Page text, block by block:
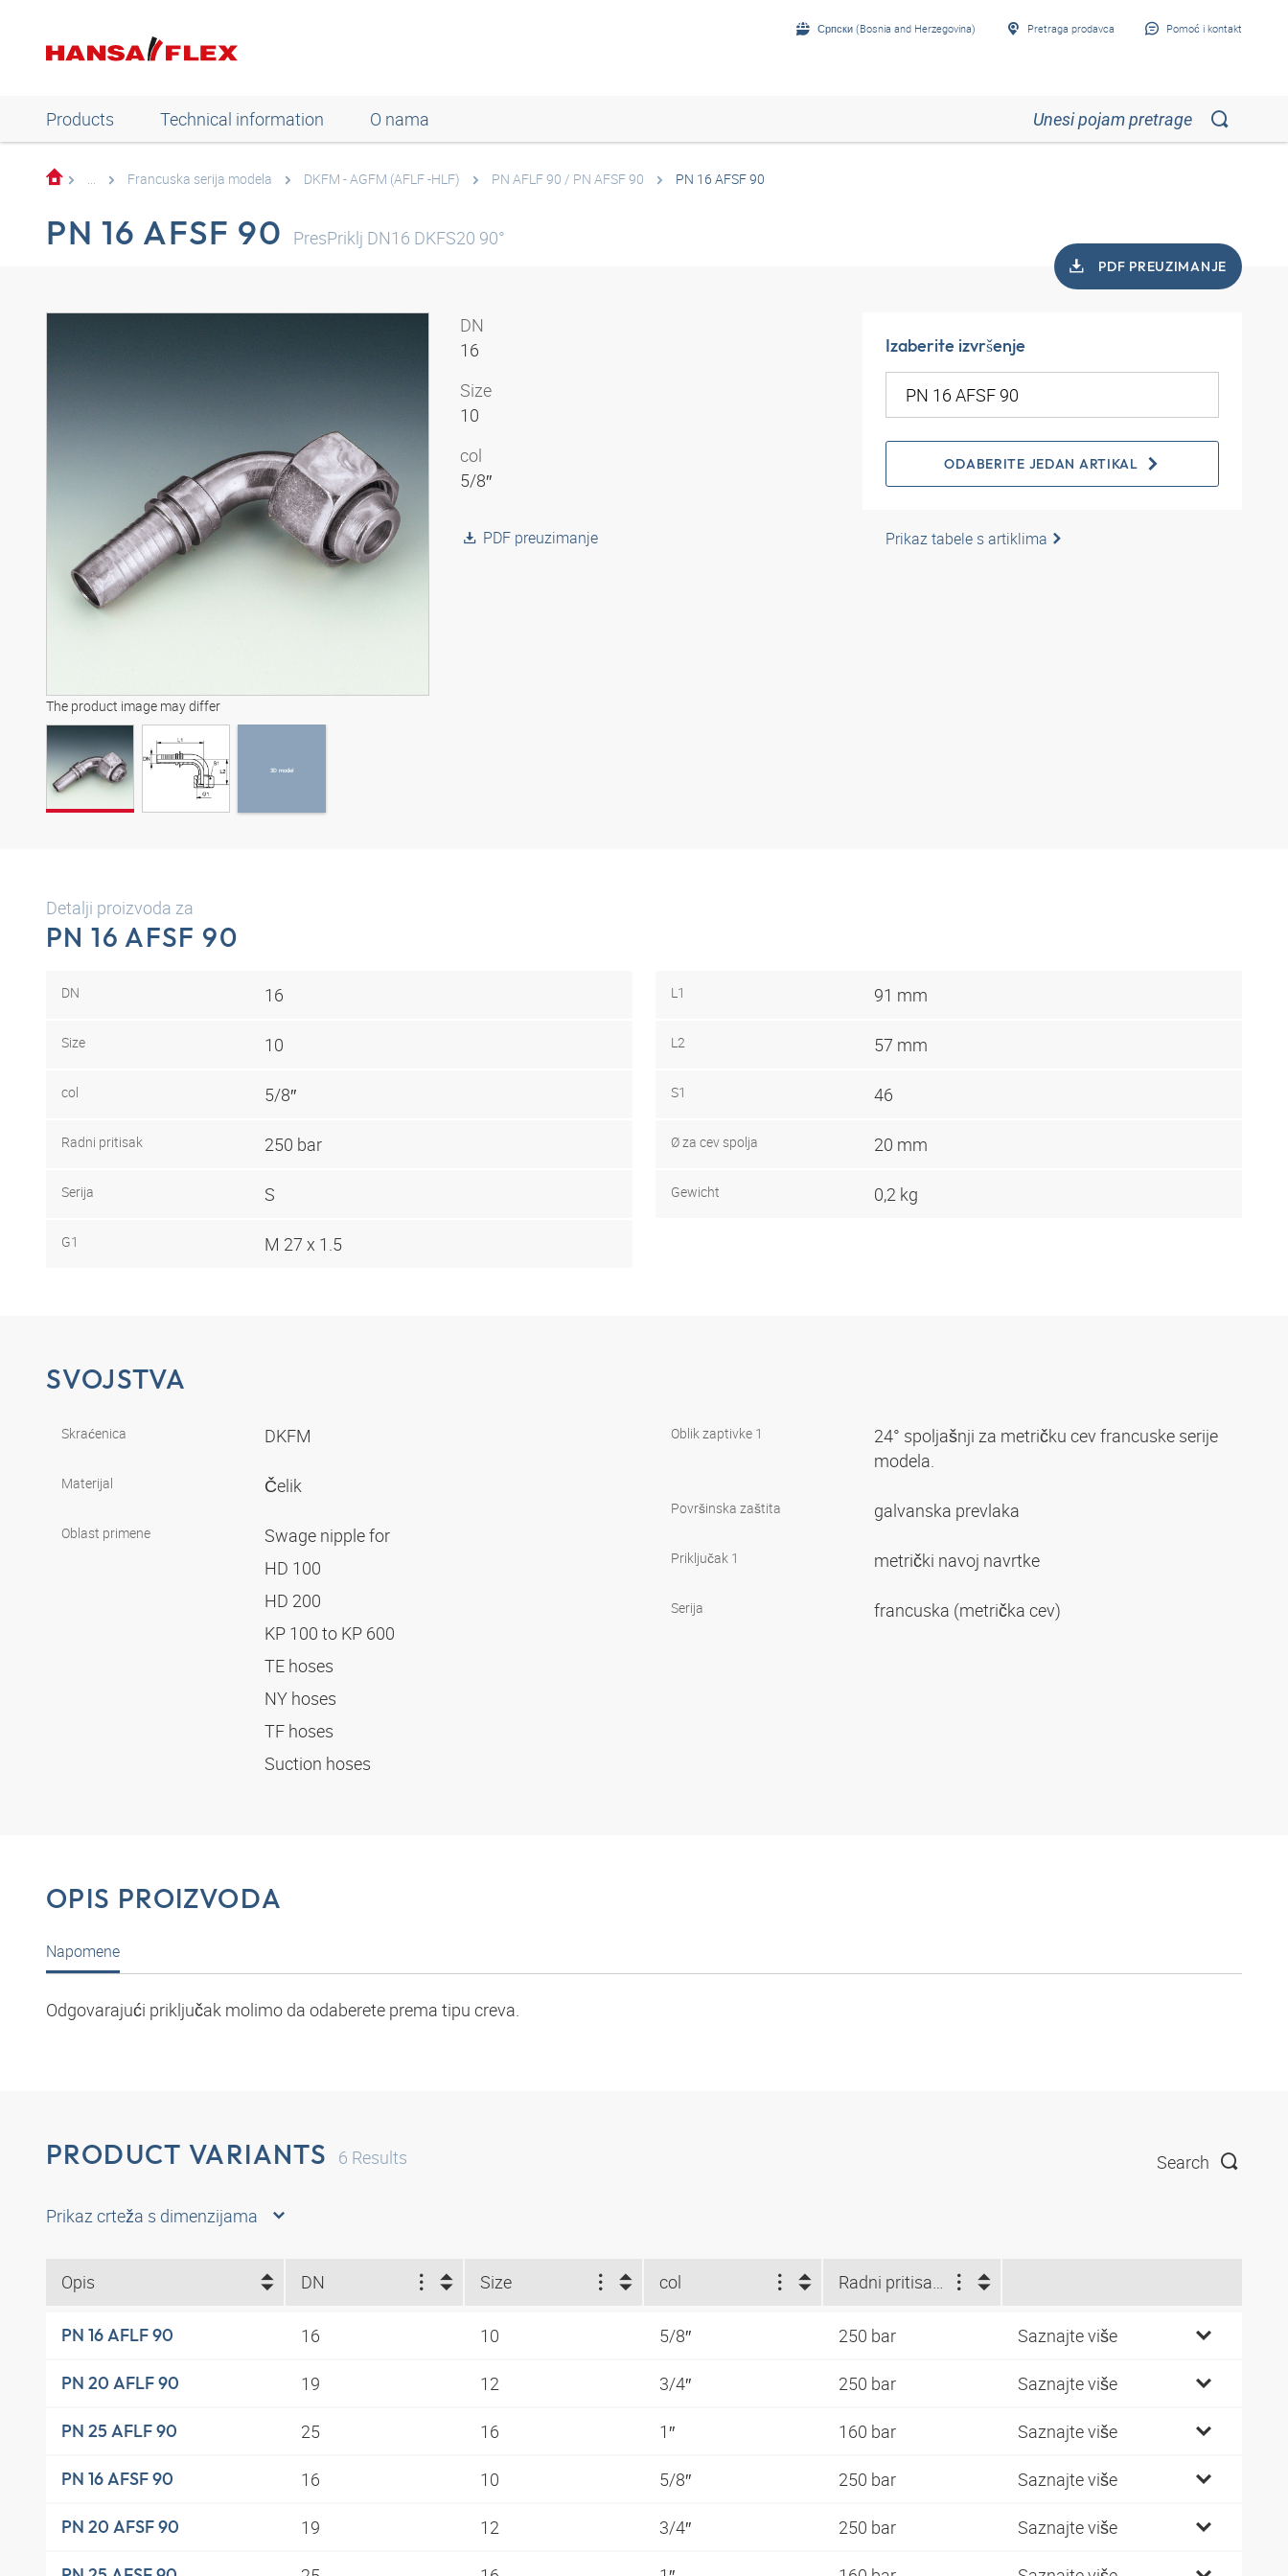
Српски (Bosnia and Herzegovina) Pretraga prodavca Pomoć i kontakt
Products Technical information O nama
... Francuska serija modela DKFM - AGFM (AFLF -HLF) PN AFLF 90 / PN AFSF 90 PN 16 AFSF 90
PN 16 AFSF 90 PresPriklj DN16 DKFS20 90°
PDF PREUZIMANJE
The product image may differ
3D model
3D model
DN
16
Size
10
col
5/8″
PDF preuzimanje
Izaberite izvršenje
ODABERITE JEDAN ARTIKAL
Prikaz tabele s artiklima
Detalji proizvoda za
PN 16 AFSF 90
DN 16
Size 10
col 5/8″
Radni pritisak 250 bar
Serija S
G1 M 27 x 1.5
L1 91 mm
L2 57 mm
S1 46
Ø za cev spolja 20 mm
Gewicht 0,2 kg
SVOJSTVA
Skraćenica DKFM
Materijal Čelik
Oblast primene
Swage nipple for
HD 100
HD 200
KP 100 to KP 600
TE hoses
NY hoses
TF hoses
Suction hoses
Oblik zaptivke 1
24° spoljašnji za metričku cev francuske serije
modela.
Površinska zaštita galvanska prevlaka
Priključak 1 metrički navoj navrtke
Serija francuska (metrička cev)
OPIS PROIZVODA
Napomene
Odgovarajući priključak molimo da odaberete prema tipu creva.
PRODUCT VARIANTS 6 Results Search
Prikaz crteža s dimenzijama
Opis DN Size col Radni pritisak (bar)
PN 16 AFLF 90 16 10 5/8″ 250 bar Saznajte više
PN 20 AFLF 90 19 12 3/4″ 250 bar Saznajte više
PN 25 AFLF 90 25 16 1″ 160 bar Saznajte više
PN 16 AFSF 90 16 10 5/8″ 250 bar Saznajte više
PN 20 AFSF 90 19 12 3/4″ 250 bar Saznajte više